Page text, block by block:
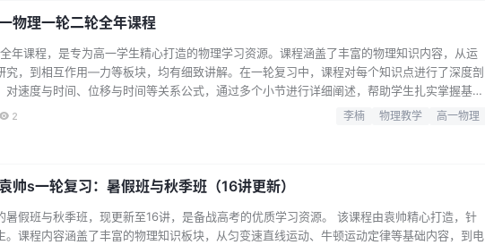
物理一轮二轮全年课程
年课程，是专为高一学生精心打造的物理学习资源。课程涵盖了丰富的物理知识内容，从运
究，到相互作用—力等板块，均有细致讲解。在一轮复习中，课程对每个知识点进行了深度剖
对速度与时间、位移与时间等关系公式，通过多个小节进行详细阐述，帮助学生扎实掌握基
运用和提升，助力学生构建完整的物理知识体系。该课程的特色在于讲师李楠独特的教学方
通俗易懂的方式呈现，让学生轻松理解。同时，课程设置紧密贴合高一物理教学大纲，适合正
2 李楠 物理教学 高一物理
帅s一轮复习：暑假班与秋季班（16讲更新）
假班与秋季班，现更新至16讲，是备战高考的优质学习资源。 该课程由袁帅精心打造，针
。课程内容涵盖了丰富的物理知识板块，从匀变速直线运动、牛顿运动定律等基础内容，到电